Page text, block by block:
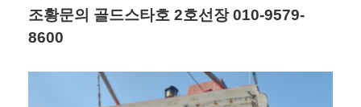
조황문의 골드스타호 2호선장 010-9579-
8600